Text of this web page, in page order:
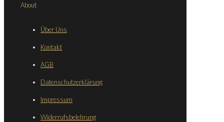
About
Über Uns
Kontakt
AGB
Datenschutzerklärung
Impressum
Widerrufsbelehrung